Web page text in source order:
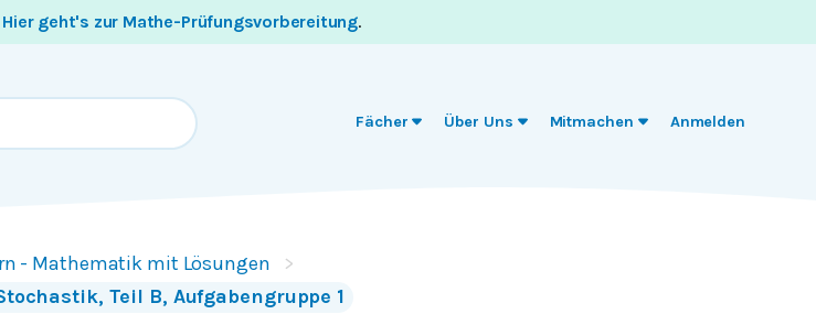
Hier geht's zur Mathe-Prüfungsvorbereitung.
Fächer Über Uns Mitmachen Anmelden
- Mathematik mit Lösungen
Teil B, Aufgabengruppe 1